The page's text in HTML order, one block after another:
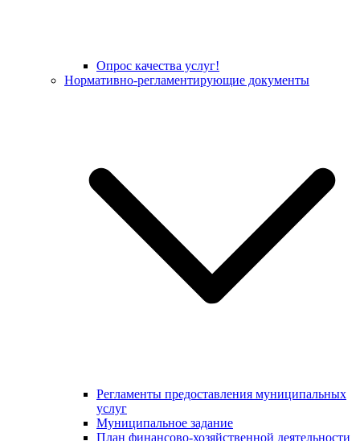
Опрос качества услуг!
Нормативно-регламентирующие документы
Регламенты предоставления муниципальных
услуг
Муниципальное задание
План финансово-хозяйственной деятельности